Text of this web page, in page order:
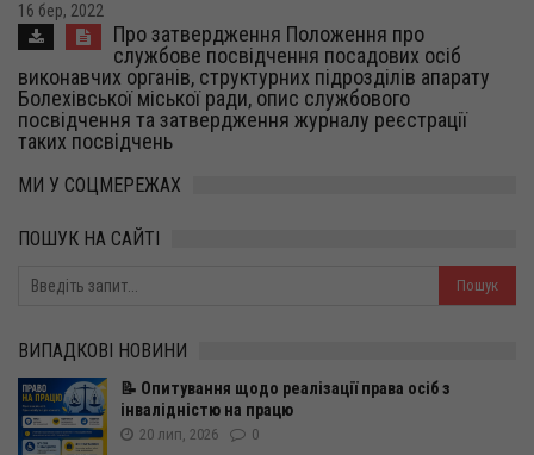
16 бер, 2022
Про затвердження Положення про
службове посвідчення посадових осіб
виконавчих органів, структурних підрозділів апарату
Болехівської міської ради, опис службового
посвідчення та затвердження журналу реєстрації
таких посвідчень
МИ У СОЦМЕРЕЖАХ
ПОШУК НА САЙТІ
ВИПАДКОВІ НОВИНИ
📝 Опитування щодо реалізації права осіб з
інвалідністю на працю
20 лип, 2026 0